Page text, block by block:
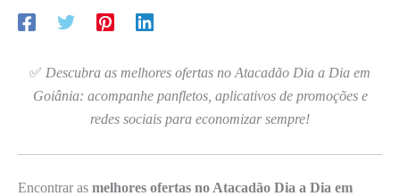
✅ Descubra as melhores ofertas no Atacadão Dia a Dia em
Goiânia: acompanhe panfletos, aplicativos de promoções e
redes sociais para economizar sempre!
Encontrar as melhores ofertas no Atacadão Dia a Dia em